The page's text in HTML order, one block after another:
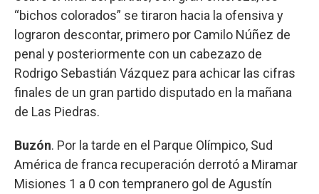
“bichos colorados” se tiraron hacia la ofensiva y
lograron descontar, primero por Camilo Núñez de
penal y posteriormente con un cabezazo de
Rodrigo Sebastián Vázquez para achicar las cifras
finales de un gran partido disputado en la mañana
de Las Piedras.
Buzón. Por la tarde en el Parque Olímpico, Sud
América de franca recuperación derrotó a Miramar
Misiones 1 a 0 con tempranero gol de Agustín